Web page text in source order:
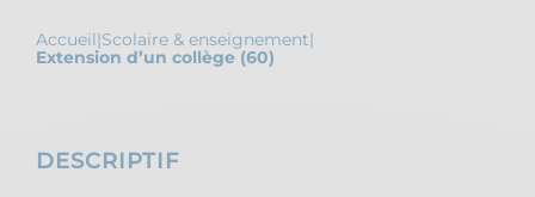
Accueil|Scolaire & enseignement|
Extension d’un collège (60)
DESCRIPTIF